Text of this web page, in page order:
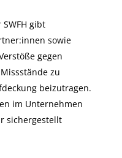
gibt
sowie
gegen
zu
beizutragen.
im Unternehmen
sichergestellt